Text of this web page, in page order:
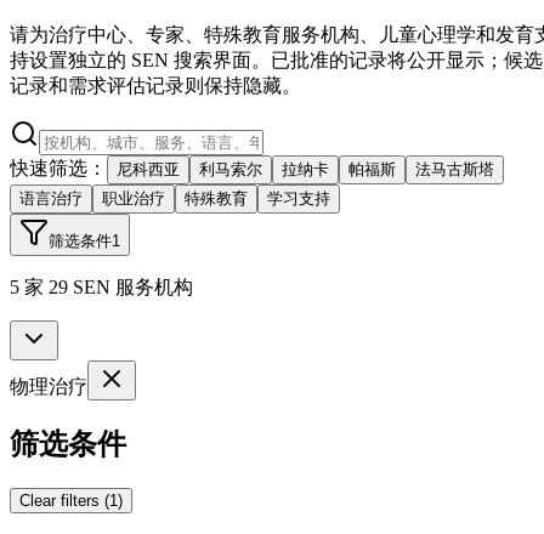
请为治疗中心、专家、特殊教育服务机构、儿童心理学和发育
持设置独立的 SEN 搜索界面。已批准的记录将公开显示；候选
记录和需求评估记录则保持隐藏。
快速筛选： 尼科西亚 利马索尔 拉纳卡 帕福斯
法马古斯塔
语言治疗
职业治疗 特殊教育 学习支持
筛选条件1
5 家 29 SEN 服务机构
物理治疗
筛选条件
Clear filters (1)